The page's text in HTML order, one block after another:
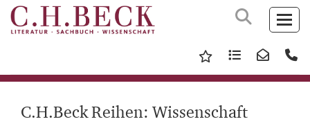
C.H.Beck Reihen: Wissenschaft